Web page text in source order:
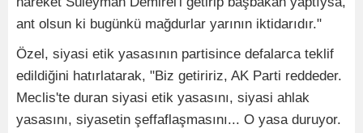
ant olsun ki bugünkü mağdurlar yarının iktidarıdır."
Özel, siyasi etik yasasının partisince defalarca teklif
edildiğini hatırlatarak, "Biz getiririz, AK Parti reddeder.
Meclis'te duran siyasi etik yasasını, siyasi ahlak
yasasını, siyasetin şeffaflaşmasını... O yasa duruyor.